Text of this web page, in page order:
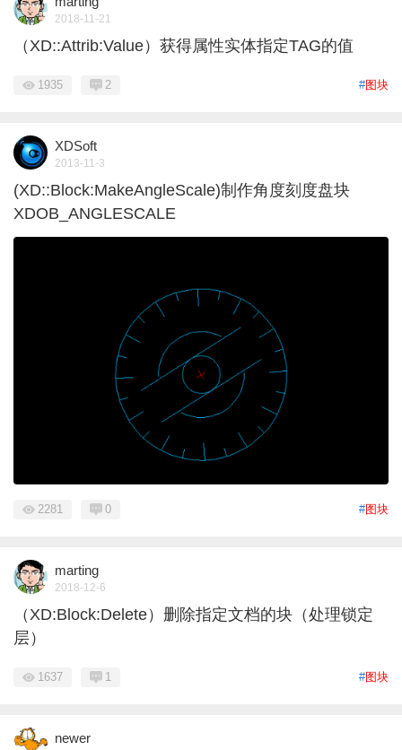
2018-11-21
（XD::Attrib:Value）获得属性实体指定TAG的值
#图块
1935 2
XDSoft
2013-11-3
(XD::Block:MakeAngleScale)制作角度刻度盘块
XDOB_ANGLESCALE
#图块
2281 0
marting
2018-12-6
（XD:Block:Delete）删除指定文档的块（处理锁定
层）
#图块
1637 1
newer